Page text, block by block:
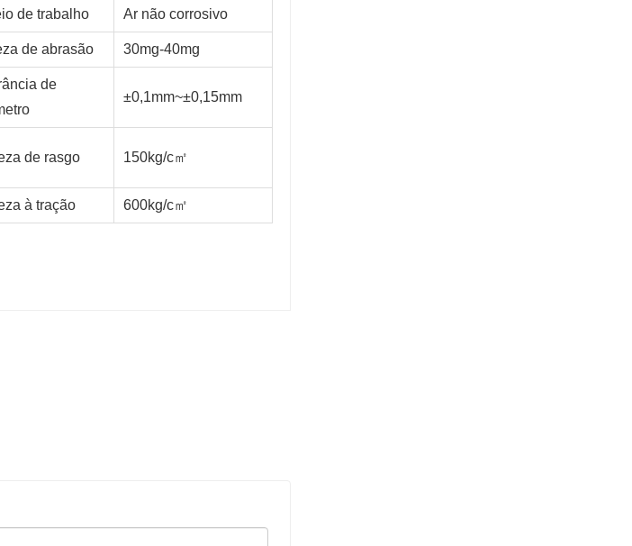
de trabalho Ar não corrosivo
de abrasão 30mg-40mg
de
±0,1mm~±0,15mm
de rasgo 150kg/c㎡
à tração 600kg/c㎡